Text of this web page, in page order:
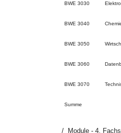
BWE 3030
BWE 3040
BWE 3050
BWE 3060
BWE 3070
Summe
Module - 4.